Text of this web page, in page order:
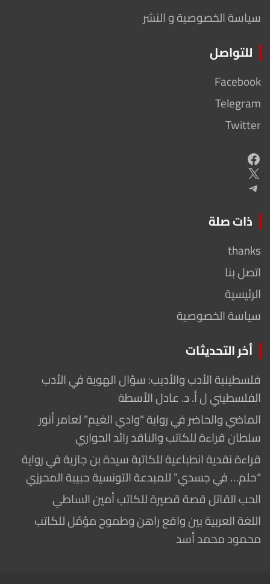
سياسة الخصوصية و النشر
للتواصل
Facebook
Telegram
Twitter
Facebook
X
Telegram
ذات صلة
thanks
اتصل بنا
الرئيسية
سياسة الخصوصية
أخر التحديثات
فلسطينية الأدب والأديب: سؤال الهوية في الأدب
الفلسطيني ل أ. د. عادل الأسطة
الماضي والحاضر في رواية “وادي الغيم” لعامر أنور
سلطان قراءة للكاتب والناقد رائد الحواري
قراءة نقدية انطباعية للكاتبة سيدة بن جازية في رواية
“حلم… في جسدي” للمبدعة التونسية حبيبة المحرزي
الحب القاتل قصة قصيرة للكاتب أمين الساطي
اللغة العربية بين واقع راهن وطموح مؤمّل للكاتب
محمود محمد أسد